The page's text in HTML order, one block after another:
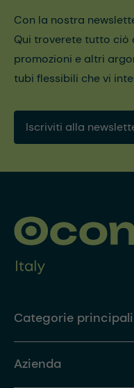
Con la nostra
Qui troverete tutto ciò
promozioni e altri
tubi flessibili che vi
Iscriviti alla
Categorie principali
Azienda